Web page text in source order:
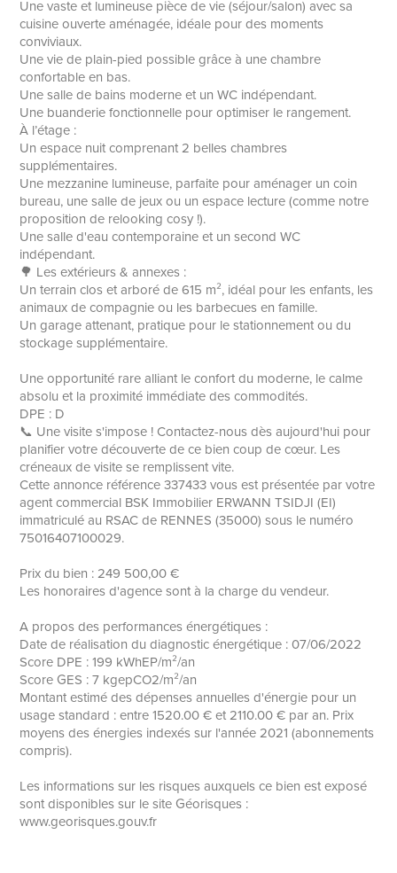
Une vaste et lumineuse pièce de vie (séjour/salon) avec sa
cuisine ouverte aménagée, idéale pour des moments
conviviaux.
Une vie de plain-pied possible grâce à une chambre
confortable en bas.
Une salle de bains moderne et un WC indépendant.
Une buanderie fonctionnelle pour optimiser le rangement.
À l’étage :
Un espace nuit comprenant 2 belles chambres
supplémentaires.
Une mezzanine lumineuse, parfaite pour aménager un coin
bureau, une salle de jeux ou un espace lecture (comme notre
proposition de relooking cosy !).
Une salle d'eau contemporaine et un second WC
indépendant.
🌳 Les extérieurs & annexes :
Un terrain clos et arboré de 615 m², idéal pour les enfants, les
animaux de compagnie ou les barbecues en famille.
Un garage attenant, pratique pour le stationnement ou du
stockage supplémentaire.
Une opportunité rare alliant le confort du moderne, le calme
absolu et la proximité immédiate des commodités.
DPE : D
📞 Une visite s'impose ! Contactez-nous dès aujourd'hui pour
planifier votre découverte de ce bien coup de cœur. Les
créneaux de visite se remplissent vite.
Cette annonce référence 337433 vous est présentée par votre
agent commercial BSK Immobilier ERWANN TSIDJI (EI)
immatriculé au RSAC de RENNES (35000) sous le numéro
75016407100029.
Prix du bien : 249 500,00 €
Les honoraires d'agence sont à la charge du vendeur.
A propos des performances énergétiques :
Date de réalisation du diagnostic énergétique : 07/06/2022
Score DPE : 199 kWhEP/m²/an
Score GES : 7 kgepCO2/m²/an
Montant estimé des dépenses annuelles d'énergie pour un
usage standard : entre 1520.00 € et 2110.00 € par an. Prix
moyens des énergies indexés sur l'année 2021 (abonnements
compris).
Les informations sur les risques auxquels ce bien est exposé
sont disponibles sur le site Géorisques :
www.georisques.gouv.fr